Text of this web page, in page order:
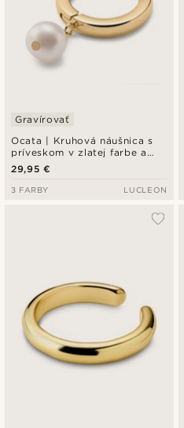
Ocata | Kruhová náušnica s
príveskom v zlatej farbe a
perlami
Gravírovať
29,95 €
3 FARBY LUCLEON